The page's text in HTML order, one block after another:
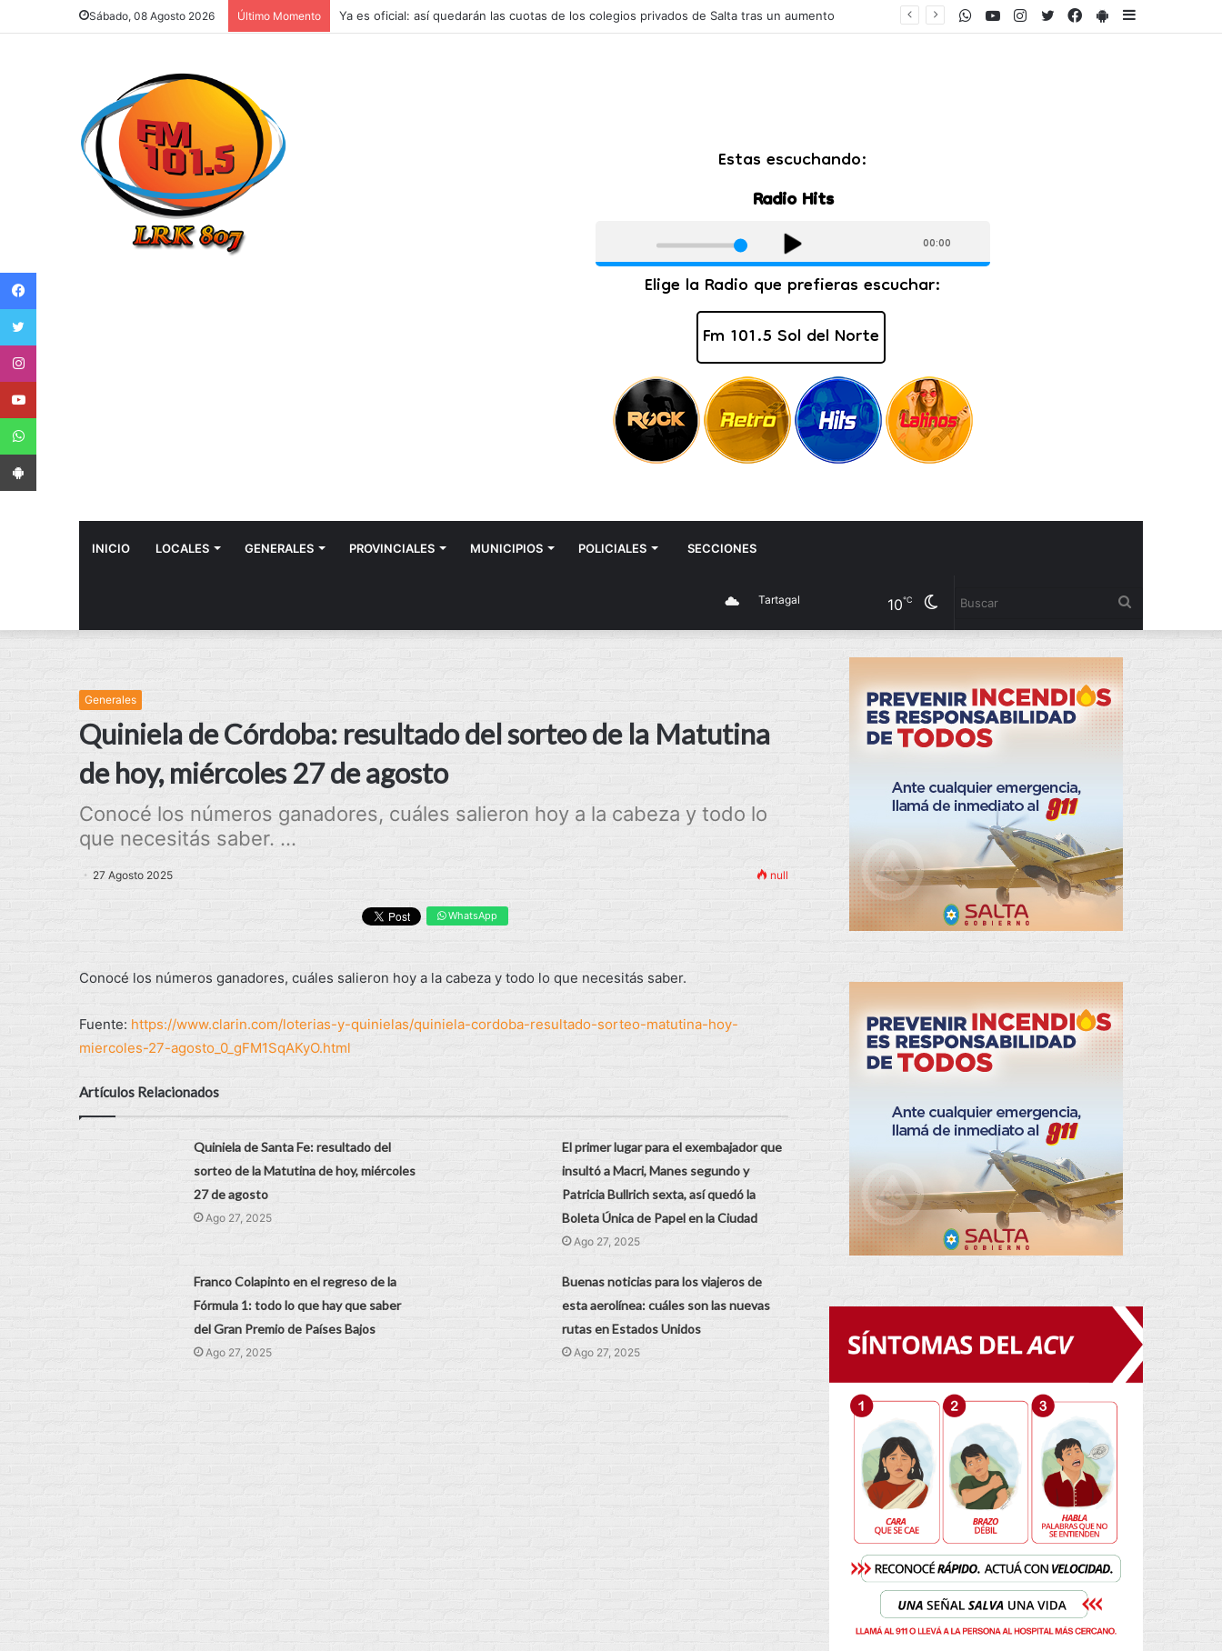
Sábado, 08 Agosto 2026 Último Momento Argentina es potencia mundial en exportar carne de caballo: mueve millones de dólares PlayStore
Facebook
Twitter
Instagram
Youtube
WhatsApp
INICIO LOCALES GENERALES PROVINCIALES MUNICIPIOS POLICIALES SECCIONES
Cambiar
modo
Tartagal 10℃
Generales
Quiniela de Córdoba: resultado del sorteo de la Matutina
de hoy, miércoles 27 de agosto
Conocé los números ganadores, cuáles salieron hoy a la cabeza y todo lo
que necesitás saber. ...
27 Agosto 2025 null
WhatsApp
Conocé los números ganadores, cuáles salieron hoy a la cabeza y todo lo que necesitás saber.
Fuente: https://www.clarin.com/loterias-y-quinielas/quiniela-cordoba-resultado-sorteo-matutina-hoy-
miercoles-27-agosto_0_gFM1SqAKyO.html
Artículos Relacionados
Quiniela de Santa Fe: resultado del
sorteo de la Matutina de hoy, miércoles
27 de agosto
Ago 27, 2025
El primer lugar para el exembajador que
insultó a Macri, Manes segundo y
Patricia Bullrich sexta, así quedó la
Boleta Única de Papel en la Ciudad
Ago 27, 2025
Franco Colapinto en el regreso de la
Fórmula 1: todo lo que hay que saber
del Gran Premio de Países Bajos
Ago 27, 2025
Buenas noticias para los viajeros de
esta aerolínea: cuáles son las nuevas
rutas en Estados Unidos
Ago 27, 2025